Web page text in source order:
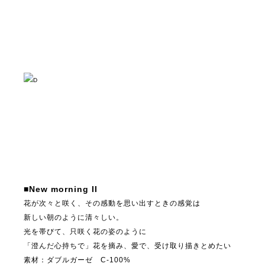
D
■New morning II
花が次々と咲く、その感動を思い出すときの感覚は
新しい朝のように清々しい。
光を帯びて、只咲く花の姿のように
「澄んだ心持ちで」花を摘み、愛で、受け取り描きとめたい
素材：ダブルガーゼ C-100%